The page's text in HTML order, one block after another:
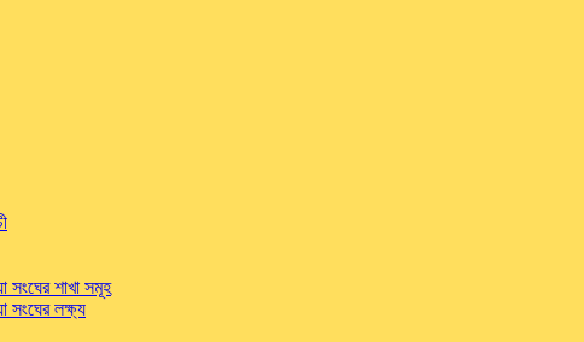
সংঘের শাখা সমূহ
সংঘের লক্ষ্য